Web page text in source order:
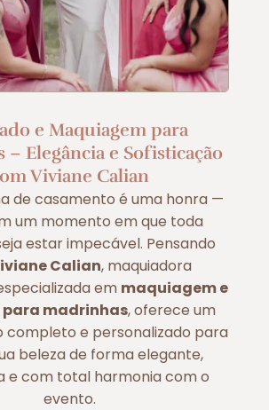
e Maquiagem para
– Elegância e Sofisticação
Viviane Calian
de casamento é uma honra —
um momento em que toda
estar impecável. Pensando
Calian, maquiadora
em maquiagem e
madrinhas, oferece um
completo e personalizado para
beleza de forma elegante,
e com total harmonia com o
evento.